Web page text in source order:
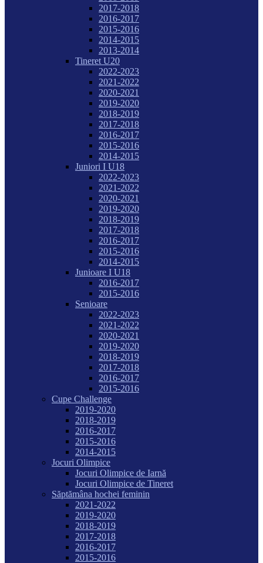
2017-2018
2016-2017
2015-2016
2014-2015
2013-2014
Tineret U20
2022-2023
2021-2022
2020-2021
2019-2020
2018-2019
2017-2018
2016-2017
2015-2016
2014-2015
Juniori I U18
2022-2023
2021-2022
2020-2021
2019-2020
2018-2019
2017-2018
2016-2017
2015-2016
2014-2015
Junioare I U18
2016-2017
2015-2016
Senioare
2022-2023
2021-2022
2020-2021
2019-2020
2018-2019
2017-2018
2016-2017
2015-2016
Cupe Challenge
2019-2020
2018-2019
2016-2017
2015-2016
2014-2015
Jocuri Olimpice
Jocuri Olimpice de Iarnă
Jocuri Olimpice de Tineret
Săptămâna hochei feminin
2021-2022
2019-2020
2018-2019
2017-2018
2016-2017
2015-2016